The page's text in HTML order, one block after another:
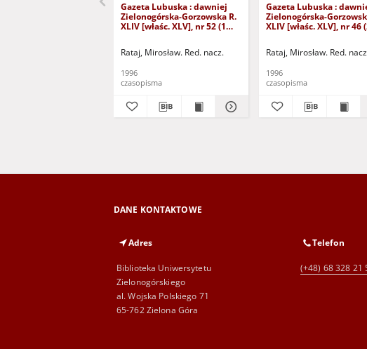
Gazeta Lubuska : dawniej
Zielonogórska-Gorzowska R.
XLIV [właśc. XLV], nr 52 (1
Rataj, Mirosław. Red. nacz.
1996
czasopisma
Gazeta Lubuska :
Zielonogórska-
XLIV [właśc. XLV], nr 46
Rataj, Mirosław. Red.
1996
czasopisma
DANE KONTAKTOWE
Adres
Biblioteka Uniwersytetu
Zielonogórskiego
al. Wojska Polskiego 71
65-762 Zielona Góra
Telefon
(+48) 68 328 21